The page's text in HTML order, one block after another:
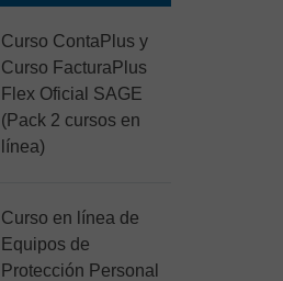
Curso ContaPlus y
Curso FacturaPlus
Flex Oficial SAGE
(Pack 2 cursos en
línea)
Curso en línea de
Equipos de
Protección Personal